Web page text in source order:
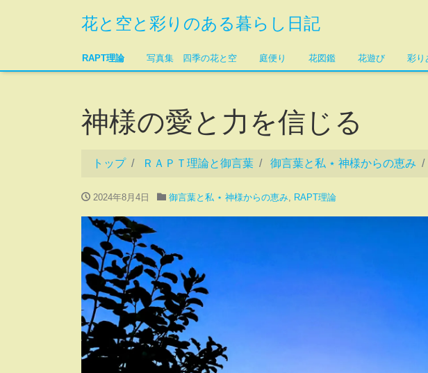
花と空と彩りのある暮らし日記
RAPT理論 写真集 四季の花と空 庭便り 花図鑑 花遊び 彩り
神様の愛と力を信じる
トップ ＲＡＰＴ理論と御言葉 御言葉と私 ⋆ 神様からの恵み
2024年8月4日 御言葉と私 ⋆ 神様からの恵み, RAPT理論